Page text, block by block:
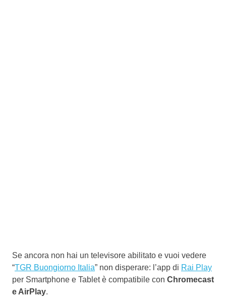
Se ancora non hai un televisore abilitato e vuoi vedere
“TGR Buongiorno Italia” non disperare: l’app di Rai Play
per Smartphone e Tablet è compatibile con Chromecast
e AirPlay.